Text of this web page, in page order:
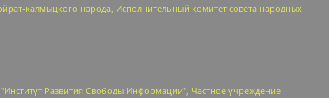
калмыцкого народа, Исполнительный комитет совета народных
Общество с ограниченной ответственностью "Данное сообщение", Общество с ограниченной ответственностью Издательский дом "Новая глава", Айнбиндер Александра Александровна, Московский комьюнити-центр для ЛГБТ+инициатив, Благотворительный фонд развития филантропии, Deutsche Welle (Германия, Kurt-Schumacher-Strasse 3, 53113 Bonn), Борзунова Мария Михайловна, Воробьев Виктор Викторович, Голубева Анна Львовна, Константинова Алла Михайловна, Малкова Ирина Владимировна, Мурадов Мурад Абдулгалимович, Осетинская Елизавета Николаевна, Понасенков Евгений Николаевич, Ганапольский Матвей Юрьевич, Киселев Евгений Алексеевич, Борухович Ирина Григорьевна, Дремин Иван Тимофеевич, Дубровский Дмитрий Викторович, Красноярская региональная общественная организация поддержки и развития альтернативных образовательных технологий и межкультурных коммуникаций "ИНТЕРРА", Маяковская Екатерина Алексеевна, Фейгин Марк Захарович, Филимонов Андрей Викторович, Дзугкоева Регина Николаевна, Доброхотов Роман Александрович, Дудь Юрий Александрович, Елкин Сергей Владимирович, Кругликов Кирилл Игоревич, Сабунаева Мария Леонидовна, Семенов Алексей Владимирович, Шаинян Карен Багратович, Шульман Екатерина Михайловна, Асафьев Артур Валерьевич, Вахштайн Виктор Семенович, Венедиктов Алексей Алексеевич, Лушникова Екатерина Евгеньевна, Волков Леонид Михайлович, Невзоров Александр Глебович, Пархоменко Сергей Борисович, Сироткин Ярослав Николаевич, Кара-Мурза Владимир Владимирович, Баранова Наталья Владимировна, Гозман Леонид Яковлевич, Кагарлицкий Борис Юльевич, Климарев Михаил Валерьевич, Милов Владимир Станиславович, Автономная некоммерческая организация Краснодарский центр современного искусства "Типография", Моргенштерн Алишер Тагирович, Соболь Любовь Эдуардовна, Общество с ограниченной ответственностью "ЛИЗА НОРМ", Каспаров Гарри Кимович, Ходорковский Михаил Борисович, Общество с ограниченной ответственностью "Апрельские тезисы", Данилович Ирина Брониславовна, Кашин Олег Владимирович, Петров Николай Владимирович, Пивоваров Алексей Владимирович, Соколов Михаил Владимирович, Цветкова Юлия Владимировна, Чичваркин Евгений Александрович, Комитет против пыток/Команда против пыток, Общество с ограниченной ответственностью "Первый научный", Общество с ограниченной ответственностью "Вертолет и ко", Белоцерковская Вероника Борисовна, Кац Максим Евгеньевич, Лазарева Татьяна Юрьевна, Шаведдинов Руслан Табризович, Яшин Илья Валерьевич, Общество с ограниченной ответственностью "Иноагент ААВ", Алешковский Дмитрий Петрович, Альбац Евгения Марковна, Быков Дмитрий Львович, Галямина Юлия Евгеньевна, Лойко Сергей Леонидович, Мартынов Кирилл Константинович, Медведев Сергей Александрович, Крашенинников Федор Геннадиевич, Гордеева Катерина Вл